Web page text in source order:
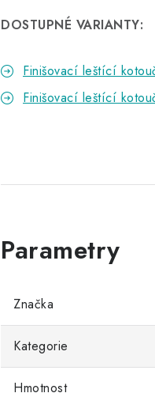
DOSTUPNÉ VARIANTY:
Finišovací leštící
Finišovací leštící
Značka
Kategorie
Hmotnost